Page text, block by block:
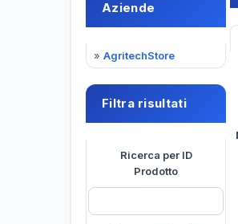
Aziende
» AgritechStore
Filtra risultati
Ricerca per ID
Prodotto